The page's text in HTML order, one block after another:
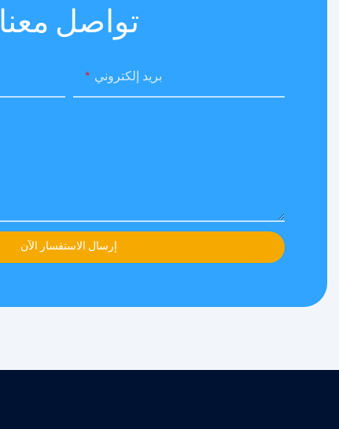
تواصل معنا
بريد إلكتروني
إرسال الاستفسار الآن